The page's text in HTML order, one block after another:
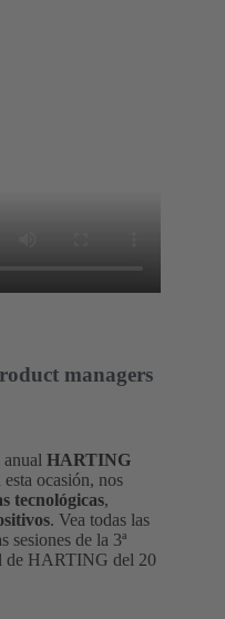
managers
HARTING
esta ocasión, nos
tecnológicas,
. Vea todas las
sesiones de la 3ª
de HARTING del 20